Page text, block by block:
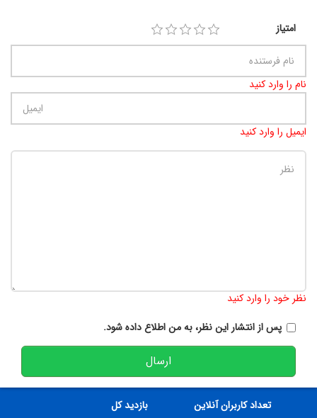
امتیاز
نام را وارد کنید
ایمیل را وارد کنید
نظر خود را وارد کنید
پس از انتشار این نظر، به من اطلاع داده شود.
ارسال
تعداد کاربران آنلاین بازدید کل